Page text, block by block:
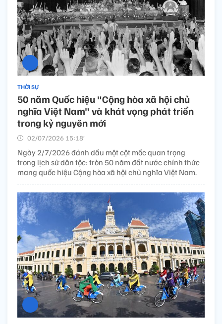
THỜI SỰ
50 năm Quốc hiệu "Cộng hòa xã hội chủ
nghĩa Việt Nam" và khát vọng phát triển
trong kỷ nguyên mới
02/07/2026 15:18’
Ngày 2/7/2026 đánh dấu một cột mốc quan trọng
trong lịch sử dân tộc: tròn 50 năm đất nước chính thức
mang quốc hiệu Cộng hòa xã hội chủ nghĩa Việt Nam.